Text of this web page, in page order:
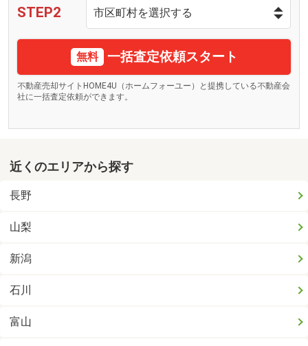
STEP2
無料 一括査定依頼スタート
不動産売却サイトHOME4U（ホームフォーユー）と提携している不動産会
社に一括査定依頼ができます。
近くのエリアから探す
長野
山梨
新潟
石川
富山